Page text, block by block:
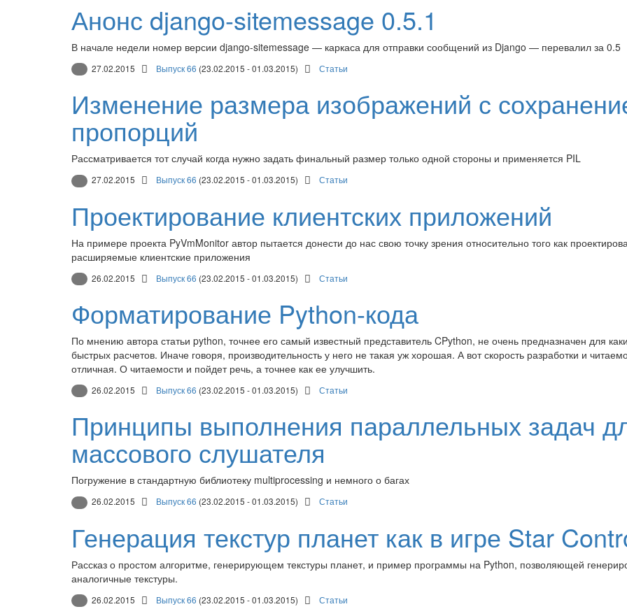
Анонс django-sitemessage 0.5.1
В начале недели номер версии django-sitemessage — каркаса для отправки сообщений из Django — перевалил за 0.5
27.02.2015 Выпуск 66 (23.02.2015 - 01.03.2015) Статьи
Изменение размера изображений с
пропорций
Рассматривается тот случай когда нужно задать финальный размер только одной стороны и применяется PIL
27.02.2015 Выпуск 66 (23.02.2015 - 01.03.2015) Статьи
Проектирование клиентских приложений
На примере проекта PyVmMonitor автор пытается донести до нас свою точку зрения относительно того как
расширяемые клиентские приложения
26.02.2015 Выпуск 66 (23.02.2015 - 01.03.2015) Статьи
Форматирование Python-кода
По мнению автора статьи python, точнее его самый известный представитель CPython, не очень предназначен для
быстрых расчетов. Иначе говоря, производительность у него не такая уж хорошая. А вот скорость разработки и
отличная. О читаемости и пойдет речь, а точнее как ее улучшить.
26.02.2015 Выпуск 66 (23.02.2015 - 01.03.2015) Статьи
Принципы выполнения параллельных задач
массового слушателя
Погружение в стандартную библиотеку multiprocessing и немного о багах
26.02.2015 Выпуск 66 (23.02.2015 - 01.03.2015) Статьи
Генерация текстур планет как в игре Star
Рассказ о простом алгоритме, генерирующем текстуры планет, и пример программы на Python, позволяющей
аналогичные текстуры.
26.02.2015 Выпуск 66 (23.02.2015 - 01.03.2015) Статьи